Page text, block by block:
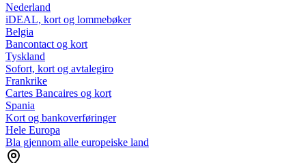
Nederland
iDEAL, kort og lommebøker
Belgia
Bancontact og kort
Tyskland
Sofort, kort og avtalegiro
Frankrike
Cartes Bancaires og kort
Spania
Kort og bankoverføringer
Hele Europa
Bla gjennom alle europeiske land